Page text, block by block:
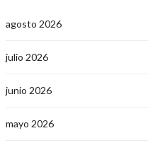
agosto 2026
julio 2026
junio 2026
mayo 2026